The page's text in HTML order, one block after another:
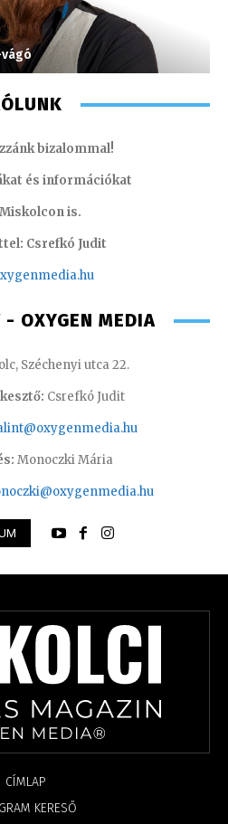
bizalommal!
és információkat
is.
Csrefkó Judit
nmedia.hu
- OXYGEN MEDIA
Széchenyi utca 22.
Csrefkó Judit
Monoczki Mária
CÍMLAP
KERESŐ